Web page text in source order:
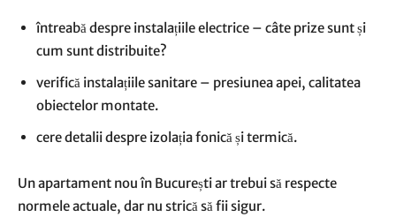
întreabă despre instalațiile electrice – câte prize sunt și
cum sunt distribuite?
verifică instalațiile sanitare – presiunea apei, calitatea
obiectelor montate.
cere detalii despre izolația fonică și termică.
Un apartament nou în București ar trebui să respecte
normele actuale, dar nu strică să fii sigur.